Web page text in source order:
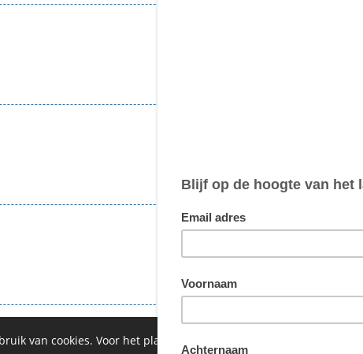
€ 15,00
€ 10,00
van cookies. Voor het plaatsen van sommige cookies hebben